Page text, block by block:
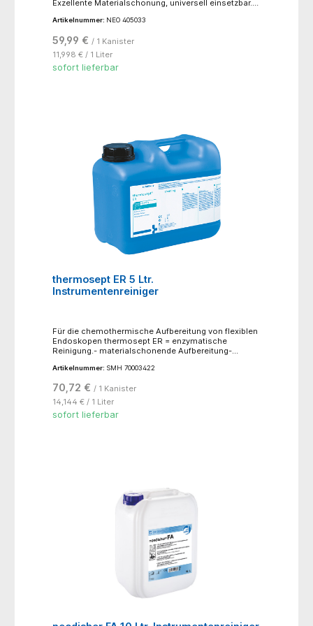
Exzellente Materialschonung, universell einsetzbar.
angetrocknetem und denaturiertem Blut. Vermeidet
für den professionellen Gebrauch !!
Artikelnummer: NEO 405033
59,99 € / 1 Kanister
11,998 € / 1 Liter
sofort lieferbar
thermosept ER 5 Ltr.
Instrumentenreiniger
Für die chemothermische Aufbereitung von flexiblen
Endoskopen thermosept ER = enzymatische
Reinigung.- materialschonende Aufbereitung-
Desinfektion- umfassende mikrobiologische
schaumfrei- biologisch abbaubar
Artikelnummer: SMH 70003422
70,72 € / 1 Kanister
14,144 € / 1 Liter
sofort lieferbar